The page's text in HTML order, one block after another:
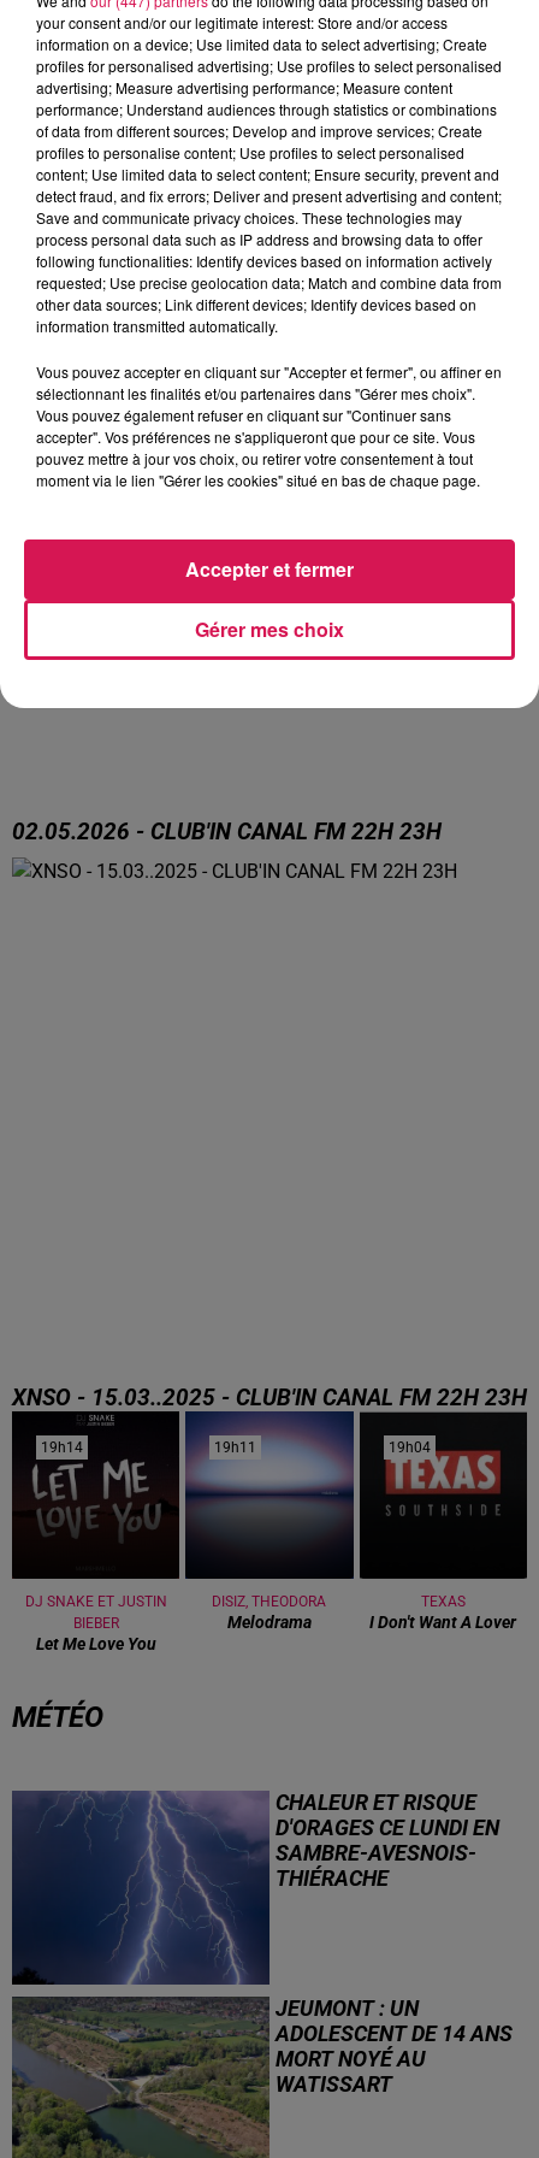
16.05.2026 - CLUB'IN CANAL FM 22H 23H
16.05.2026 - CLUB'IN CANAL FM 22H 23H
02.05.2026 - CLUB'IN CANAL FM 22H 23H
02.05.2026 - CLUB'IN CANAL FM 22H 23H
XNSO - 15.03..2025 - CLUB'IN CANAL FM 22H 23H
CLUB'IN CANAL FM 22H 23H avec XNSO
19h14
19h14
DJ SNAKE ET JUSTIN
BIEBER
Let Me Love You
19h11
19h11
DISIZ, THEODORA
Melodrama
19h04
19h04
TEXAS
I Don't Want A Lover
MÉTÉO
CHALEUR ET RISQUE
D'ORAGES CE LUNDI EN
SAMBRE-AVESNOIS-
THIÉRACHE
l'après-midi et un risque
d'averses orageuses...
JEUMONT : UN
ADOLESCENT DE 14 ANS
MORT NOYÉ AU
WATISSART
your consent and/or our legitimate interest: Store and/or access
information on a device; Use limited data to select advertising; Create
profiles for personalised advertising; Use profiles to select personalised
advertising; Measure advertising performance; Measure content
performance; Understand audiences through statistics or combinations
of data from different sources; Develop and improve services; Create
profiles to personalise content; Use profiles to select personalised
content; Use limited data to select content; Ensure security, prevent and
detect fraud, and fix errors; Deliver and present advertising and content;
Save and communicate privacy choices. These technologies may
process personal data such as IP address and browsing data to offer
following functionalities: Identify devices based on information actively
requested; Use precise geolocation data; Match and combine data from
other data sources; Link different devices; Identify devices based on
information transmitted automatically.
Vous pouvez accepter en cliquant sur "Accepter et fermer", ou affiner en
sélectionnant les finalités et/ou partenaires dans "Gérer mes choix".
Vous pouvez également refuser en cliquant sur "Continuer sans
accepter". Vos préférences ne s'appliqueront que pour ce site. Vous
pouvez mettre à jour vos choix, ou retirer votre consentement à tout
moment via le lien "Gérer les cookies" situé en bas de chaque page.
Gérer mes choix
Accepter et fermer